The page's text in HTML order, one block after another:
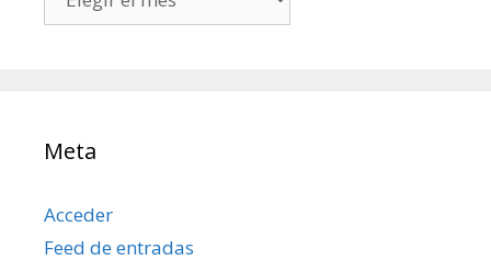
mis
Meta
Acceder
Feed de entradas